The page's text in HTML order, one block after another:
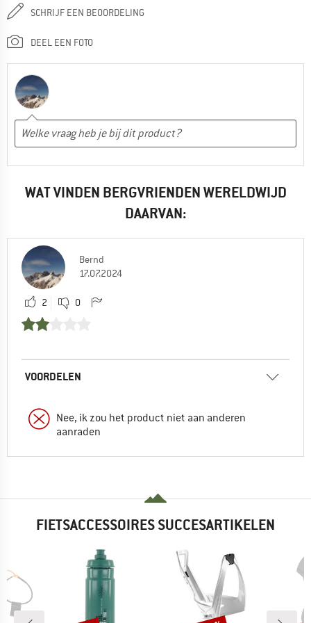
SCHRIJF EEN BEOORDELING
DEEL EEN FOTO
WAT VINDEN BERGVRIENDEN WERELDWIJD
DAARVAN:
Bernd
17.07.2024
2 0
VOORDELEN
Nee, ik zou het product niet aan anderen
aanraden
FIETSACCESSOIRES SUCCESARTIKELEN